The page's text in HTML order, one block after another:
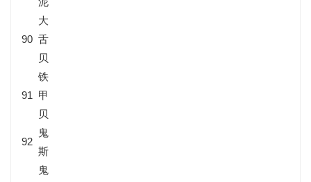
90
大
舌
贝
91
铁
甲
贝
92
鬼
斯
鬼